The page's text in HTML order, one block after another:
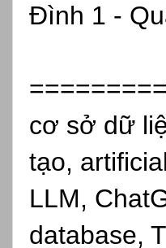
Đình 1 -
cơ sở dữ
tạo,
LLM,
database,